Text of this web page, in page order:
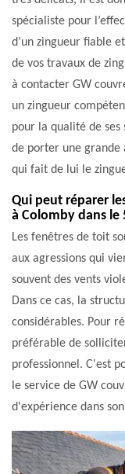
spécialiste pour
d’un zingueur fiable
de vos travaux de
à contacter GW
un zingueur
pour la qualité de ses
de porter une grande
qui fait de lui le
Qui peut réparer
à Colomby dans le
Les fenêtres de toit
aux agressions qui
souvent des vents
Dans ce cas, la
considérables. Pour
préférable de
professionnel. C'est
le service de GW
d'expérience dans